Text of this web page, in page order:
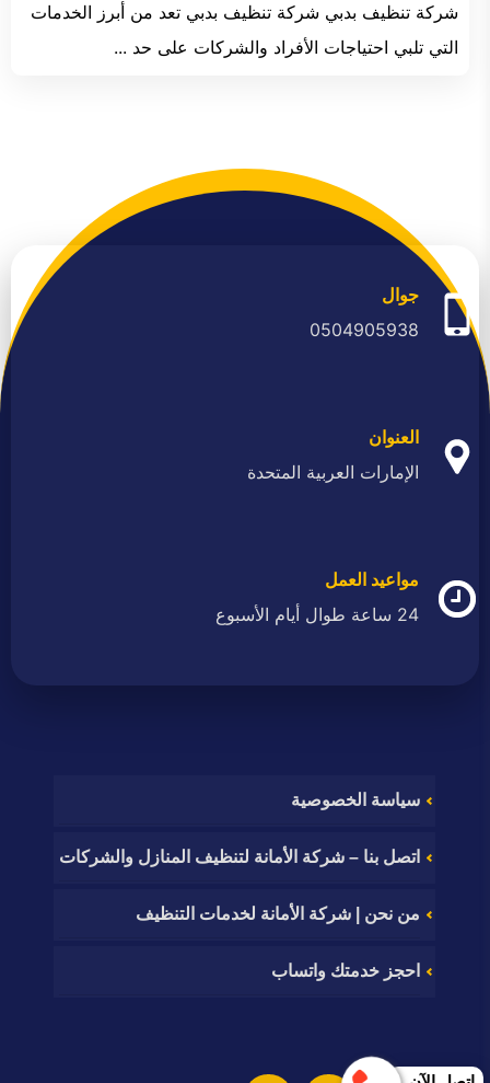
شركة تنظيف بدبي شركة تنظيف بدبي تعد من أبرز الخدمات
التي تلبي احتياجات الأفراد والشركات على حد ...
جوال
0504905938
العنوان
الإمارات العربية المتحدة
مواعيد العمل
24 ساعة طوال أيام الأسبوع
سياسة الخصوصية
اتصل بنا – شركة الأمانة لتنظيف المنازل والشركات
من نحن | شركة الأمانة لخدمات التنظيف
احجز خدمتك واتساب